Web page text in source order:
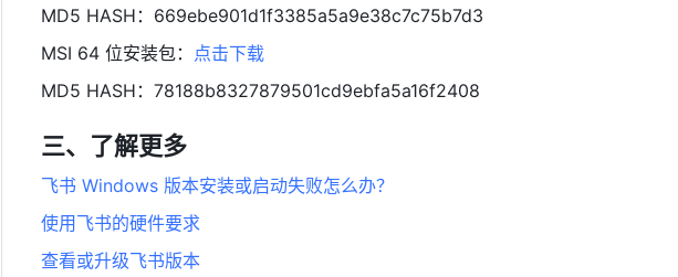
MD5 HASH：669ebe901d1f3385a5a9e38c7c75b7d3
MSI 64 位安装包： 点击下载
MD5 HASH：78188b8327879501cd9ebfa5a16f2408
三、了解更多
飞书 Windows 版本安装或启动失败怎么办？
使用飞书的硬件要求
查看或升级飞书版本